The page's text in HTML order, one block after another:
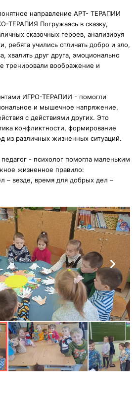
направление АРТ- ТЕРАПИИ
ТЕРАПИЯ Погружаясь в сказку,
сказочных героев, анализируя
ребята учились отличать добро и зло,
хвалить друг друга, эмоционально
тренировали воображение и
ИГРО-ТЕРАПИИ - помогли
и мышечное напряжение,
с действиями других. Это
конфликтности, формирование
из различных жизненных ситуаций.
- психолог помогла маленьким
жизненное правило:
– везде, время для добрых дел –